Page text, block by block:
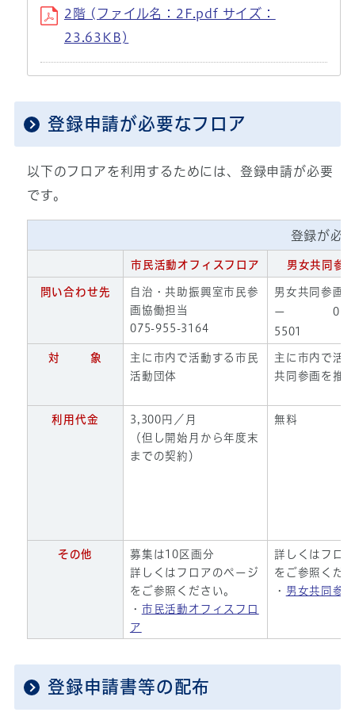
2階 (ファイル名：2F.pdf サイズ：
23.63KB)
登録申請が必要なフロア
以下のフロアを利用するためには、登録申請が必要
です。
登録が必
市民活動 オフィスフロア 男女共同参
問い合わせ先
自治・共助振興室市民参
画協働担当
075-955-3164
男女共同参画
ー 075-
5501
対 象
主に市内で活動する市民
活動団体
主に市内で活
共同参画を推
利用代金
3,300円／月
（但し開始月から年度末
までの契約）
無料
その他
募集は10区画分
詳しくはフロアのページ
をご参照ください。
・ 市民活動オフィスフロ
ア
詳しくはフロ
をご参照くだ
・ 男女共同参
登録申請書等の配布